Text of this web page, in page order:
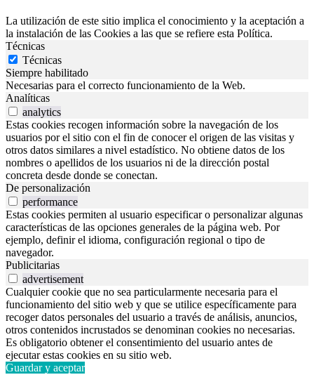
La utilización de este sitio implica el conocimiento y la aceptación a
la instalación de las Cookies a las que se refiere esta Política.
Técnicas
Técnicas
Siempre habilitado
Necesarias para el correcto funcionamiento de la Web.
Analíticas
analytics
Estas cookies recogen información sobre la navegación de los
usuarios por el sitio con el fin de conocer el origen de las visitas y
otros datos similares a nivel estadístico. No obtiene datos de los
nombres o apellidos de los usuarios ni de la dirección postal
concreta desde donde se conectan.
De personalización
performance
Estas cookies permiten al usuario especificar o personalizar algunas
características de las opciones generales de la página web. Por
ejemplo, definir el idioma, configuración regional o tipo de
navegador.
Publicitarias
advertisement
Cualquier cookie que no sea particularmente necesaria para el
funcionamiento del sitio web y que se utilice específicamente para
recoger datos personales del usuario a través de análisis, anuncios,
otros contenidos incrustados se denominan cookies no necesarias.
Es obligatorio obtener el consentimiento del usuario antes de
ejecutar estas cookies en su sitio web.
Guardar y aceptar